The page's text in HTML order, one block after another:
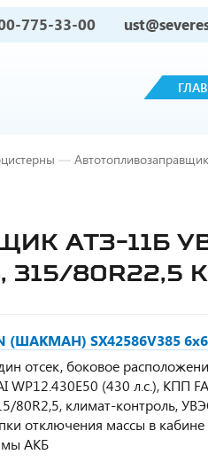
775-33-00
—
АТЗ-11Б
315/80R22,5
(ШАКМАН) SX42586V385
отсек, боковое
(430 л.с.), КПП
климат-контроль,
отключения массы в
АКБ